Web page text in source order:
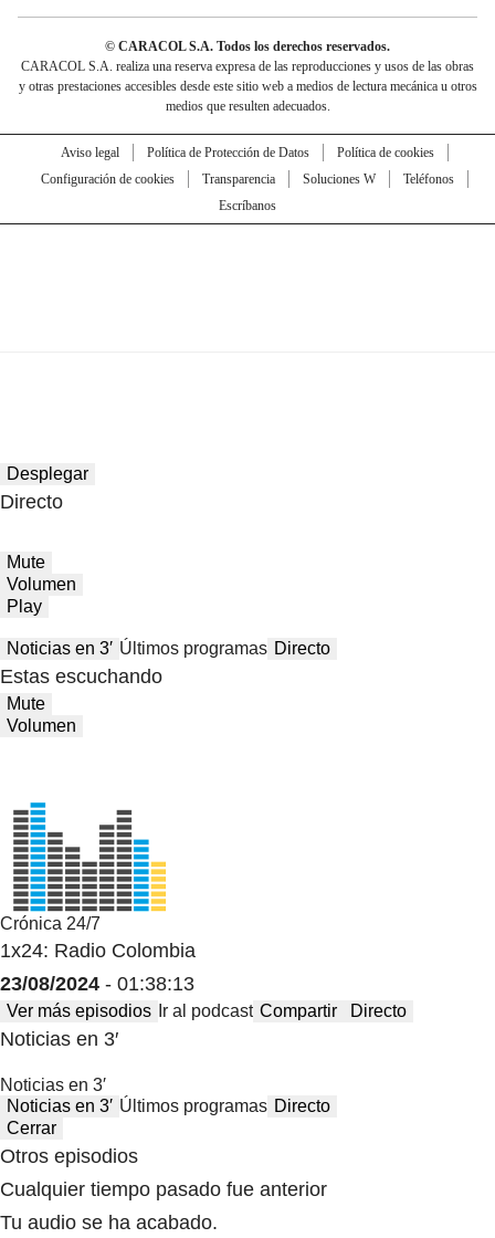
© CARACOL S.A. Todos los derechos reservados.
CARACOL S.A. realiza una reserva expresa de las reproducciones y usos de las obras
y otras prestaciones accesibles desde este sitio web a medios de lectura mecánica u otros
medios que resulten adecuados.
Aviso legal Política de Protección de Datos
Política de cookies
Configuración de cookies
Transparencia Soluciones W
Teléfonos
Escríbanos
Desplegar
Directo
Mute
Volumen
Play
Noticias en 3′ Últimos programas Directo
Estas escuchando
Mute
Volumen
Crónica 24/7
1x24: Radio Colombia
23/08/2024 - 01:38:13
Ver más episodios Ir al podcast Compartir Directo
Noticias en 3′
Noticias en 3′
Noticias en 3′ Últimos programas Directo
Cerrar
Otros episodios
Cualquier tiempo pasado fue anterior
Tu audio se ha acabado.